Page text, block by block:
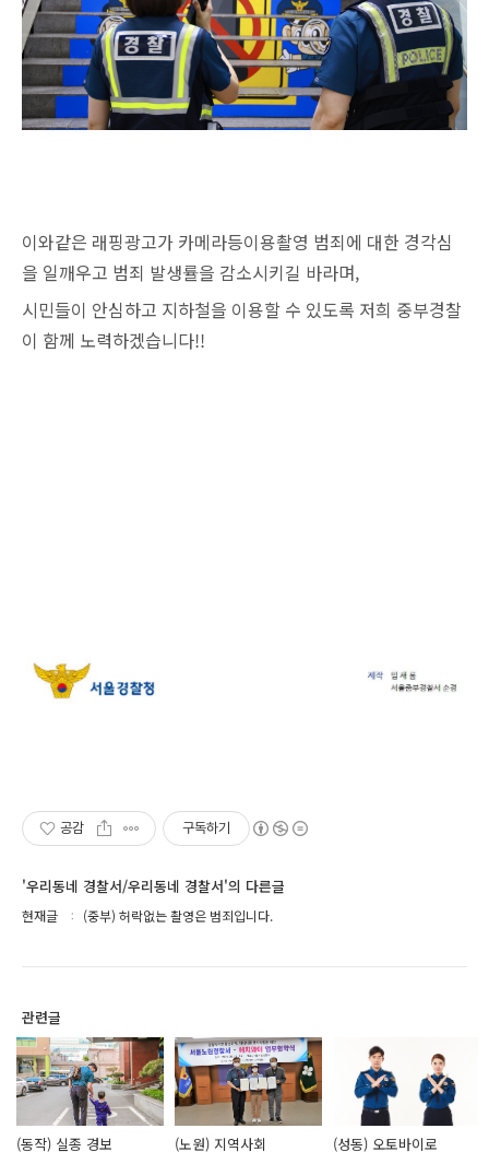
이와같은 래핑광고가 카메라등이용촬영 범죄에 대한 경각심
을 일깨우고 범죄 발생률을 감소시키길 바라며,
시민들이 안심하고 지하철을 이용할 수 있도록 저희 중부경찰
이 함께 노력하겠습니다!!
공감 구독하기
'우리동네 경찰서/우리동네 경찰서'의 다른글
현재글 (중부) 허락없는 촬영은 범죄입니다.
관련글
(동작) 실종 경보 (노원) 지역사회 (성동) 오토바이로